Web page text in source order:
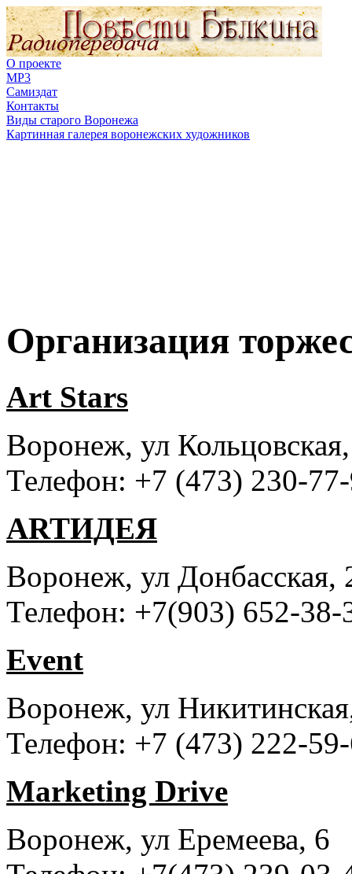
О проекте
MP3
Самиздат
Контакты
Виды старого Воронежа
Картинная галерея воронежских художников
Организация
Art Stars
Воронеж, ул
Телефон: +7 (473) 230-
ARTИДЕЯ
Воронеж, ул Донбасская,
Телефон: +7(903) 652-
Event
Воронеж, ул
Телефон: +7 (473) 222-
Marketing Drive
Воронеж, ул Еремеева, 6